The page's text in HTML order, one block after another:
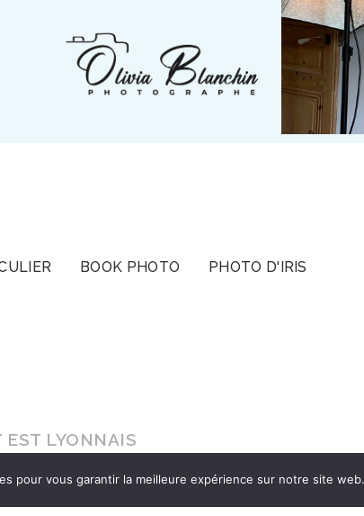
BOOK PHOTO PHOTO D'IRIS
EST LYONNAIS
cadeau d’être authentique pour que vos
pour vous garantir la meilleure expérience sur notre site web.